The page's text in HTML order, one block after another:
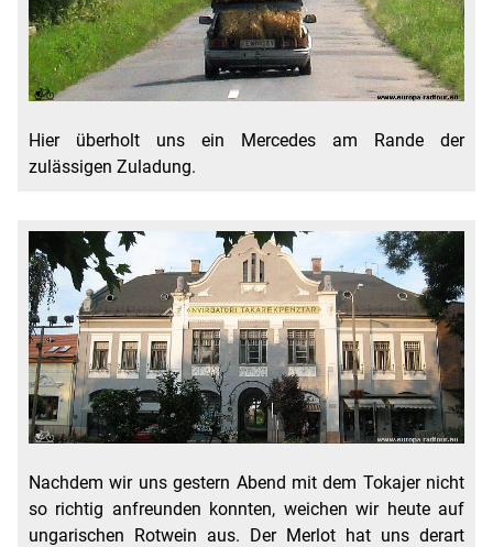
Hier überholt uns ein Mercedes am Rande der
zulässigen Zuladung.
Nachdem wir uns gestern Abend mit dem Tokajer nicht
so richtig anfreunden konnten, weichen wir heute auf
ungarischen Rotwein aus. Der Merlot hat uns derart